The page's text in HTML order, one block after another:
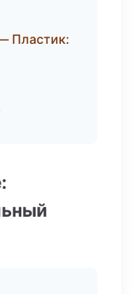
Пластик: